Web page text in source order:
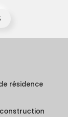
résidence